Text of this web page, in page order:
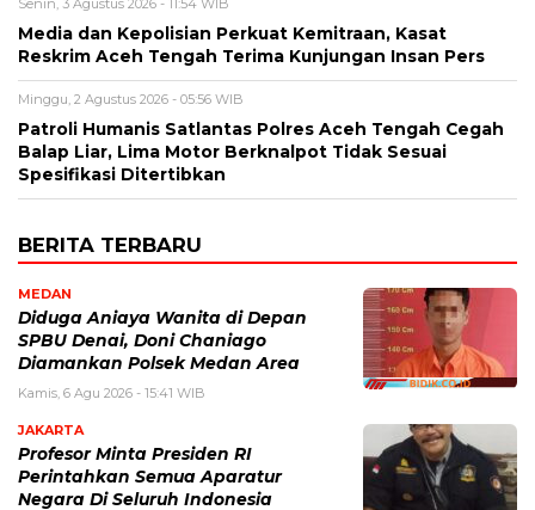
Senin, 3 Agustus 2026 - 11:54 WIB
Media dan Kepolisian Perkuat Kemitraan, Kasat
Reskrim Aceh Tengah Terima Kunjungan Insan Pers
Minggu, 2 Agustus 2026 - 05:56 WIB
Patroli Humanis Satlantas Polres Aceh Tengah Cegah
Balap Liar, Lima Motor Berknalpot Tidak Sesuai
Spesifikasi Ditertibkan
BERITA TERBARU
MEDAN
Diduga Aniaya Wanita di Depan
SPBU Denai, Doni Chaniago
Diamankan Polsek Medan Area
Kamis, 6 Agu 2026 - 15:41 WIB
JAKARTA
Profesor Minta Presiden RI
Perintahkan Semua Aparatur
Negara Di Seluruh Indonesia